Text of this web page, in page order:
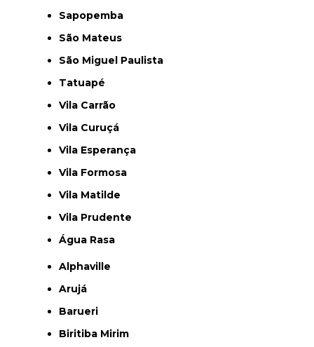
Sapopemba
São Mateus
São Miguel Paulista
Tatuapé
Vila Carrão
Vila Curuçá
Vila Esperança
Vila Formosa
Vila Matilde
Vila Prudente
Água Rasa
Alphaville
Arujá
Barueri
Biritiba Mirim